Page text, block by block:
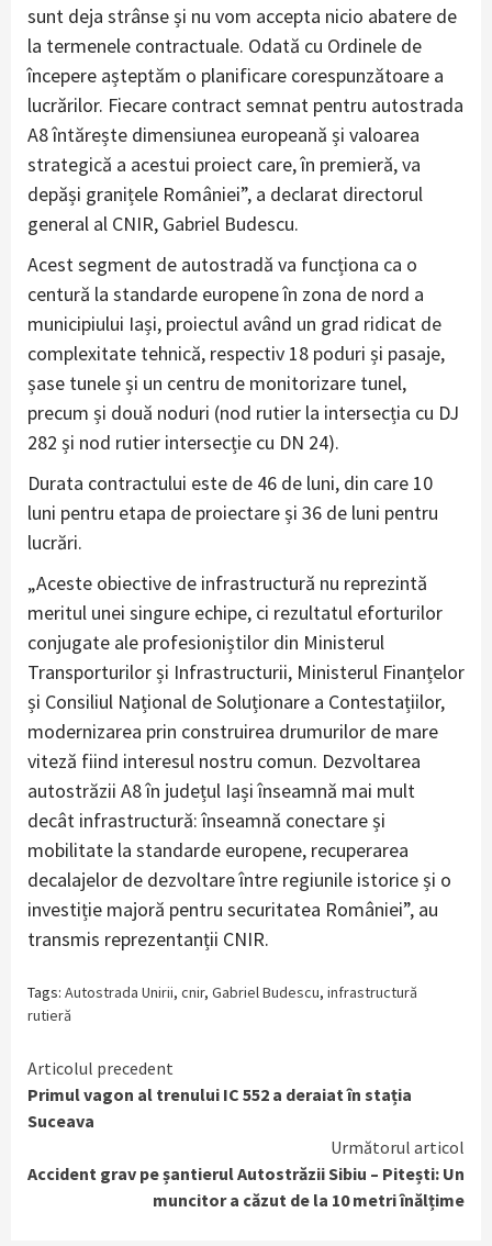
sunt deja strânse și nu vom accepta nicio abatere de
la termenele contractuale. Odată cu Ordinele de
începere așteptăm o planificare corespunzătoare a
lucrărilor. Fiecare contract semnat pentru autostrada
A8 întărește dimensiunea europeană și valoarea
strategică a acestui proiect care, în premieră, va
depăși granițele României”, a declarat directorul
general al CNIR, Gabriel Budescu.
Acest segment de autostradă va funcționa ca o
centură la standarde europene în zona de nord a
municipiului Iași, proiectul având un grad ridicat de
complexitate tehnică, respectiv 18 poduri și pasaje,
șase tunele și un centru de monitorizare tunel,
precum și două noduri (nod rutier la intersecția cu DJ
282 și nod rutier intersecție cu DN 24).
Durata contractului este de 46 de luni, din care 10
luni pentru etapa de proiectare și 36 de luni pentru
lucrări.
„Aceste obiective de infrastructură nu reprezintă
meritul unei singure echipe, ci rezultatul eforturilor
conjugate ale profesioniștilor din Ministerul
Transporturilor și Infrastructurii, Ministerul Finanțelor
și Consiliul Național de Soluționare a Contestațiilor,
modernizarea prin construirea drumurilor de mare
viteză fiind interesul nostru comun. Dezvoltarea
autostrăzii A8 în județul Iași înseamnă mai mult
decât infrastructură: înseamnă conectare și
mobilitate la standarde europene, recuperarea
decalajelor de dezvoltare între regiunile istorice și o
investiție majoră pentru securitatea României”, au
transmis reprezentanții CNIR.
Tags: Autostrada Unirii, cnir, Gabriel Budescu, infrastructură
rutieră
Continue
Reading
Articolul precedent
Primul vagon al trenului IC 552 a deraiat în stația
Suceava
Următorul articol
Accident grav pe șantierul Autostrăzii Sibiu – Pitești: Un
muncitor a căzut de la 10 metri înălțime